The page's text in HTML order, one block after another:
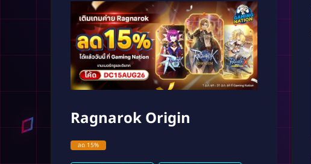
Ragnarok Origin
ลด 15%